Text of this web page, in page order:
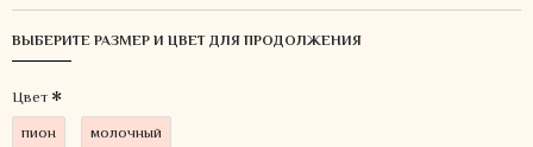
ВЫБЕРИТЕ РАЗМЕР И ЦВЕТ ДЛЯ ПРОДОЛЖЕНИЯ
Цвет
пион
молочный